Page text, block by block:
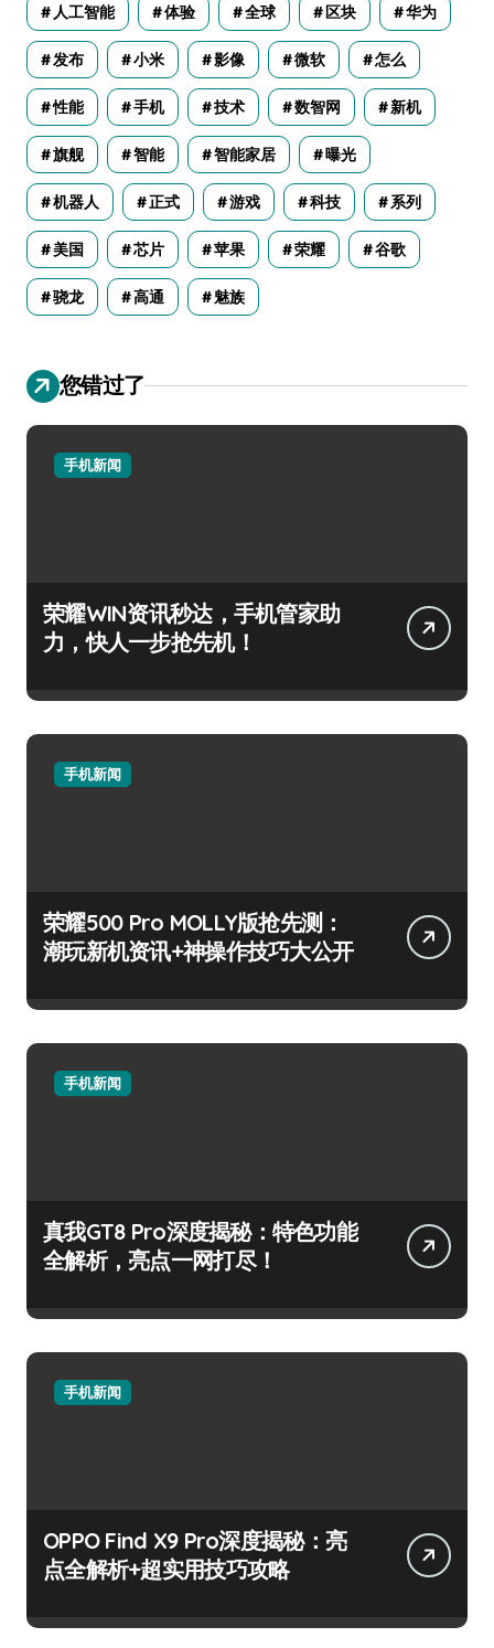
人工智能 体验 全球 区块 华为
发布 小米 影像 微软 怎么
性能 手机 技术 数智网 新机
旗舰 智能 智能家居 曝光
机器人 正式 游戏 科技 系列
美国 芯片 苹果 荣耀 谷歌
骁龙 高通 魅族
您错过了
手机新闻
荣耀WIN资讯秒达，手机管家助
力，快人一步抢先机！
手机新闻
荣耀500 Pro MOLLY版抢先测：
潮玩新机资讯+神操作技巧大公开
手机新闻
真我GT8 Pro深度揭秘：特色功能
全解析，亮点一网打尽！
手机新闻
OPPO Find X9 Pro深度揭秘：亮
点全解析+超实用技巧攻略